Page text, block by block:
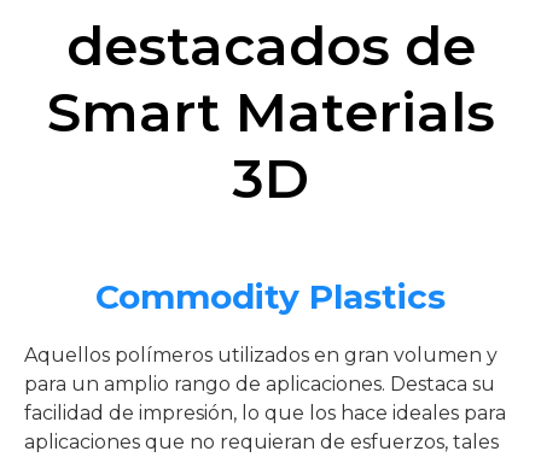
destacados de
Smart Materials
3D
Commodity Plastics
Aquellos polímeros utilizados en gran volumen y
para un amplio rango de aplicaciones. Destaca su
facilidad de impresión, lo que los hace ideales para
aplicaciones que no requieran de esfuerzos, tales